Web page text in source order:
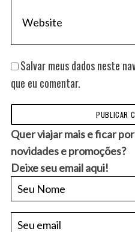
Salvar meus dados neste
que eu comentar.
Quer viajar mais e ficar
novidades e promoções?
Deixe seu email aqui!